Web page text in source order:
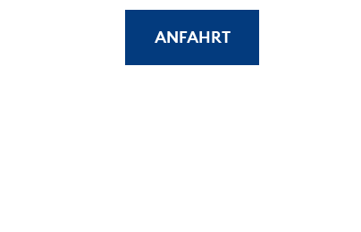
ANFAHRT